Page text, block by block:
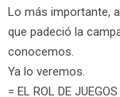
Lo más importante,
que padeció la
conocemos.
Ya lo veremos.
= EL ROL DE JUEGOS